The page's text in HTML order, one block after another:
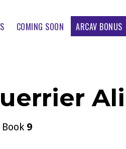
COMING SOON ARCAV BONUS
Book 9